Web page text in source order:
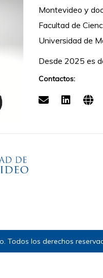
Montevideo y
Facultad de
Universidad de
Desde 2025 es
Contactos:
Todos los derechos